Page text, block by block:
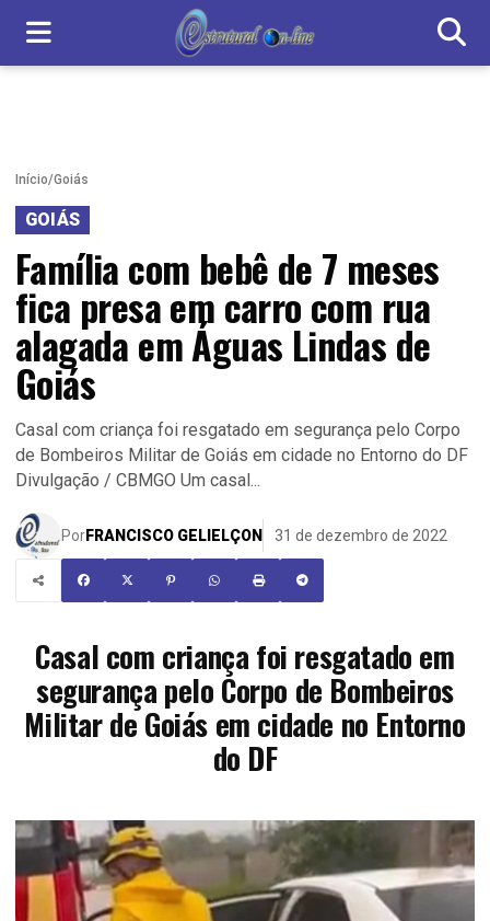
Início/Goiás
GOIÁS
Família com bebê de 7 meses
fica presa em carro com rua
alagada em Águas Lindas de
Goiás
Casal com criança foi resgatado em segurança pelo Corpo
de Bombeiros Militar de Goiás em cidade no Entorno do DF
Divulgação / CBMGO Um casal...
PorFRANCISCO GELIELÇON 31 de dezembro de 2022
Casal com criança foi resgatado em
segurança pelo Corpo de Bombeiros
Militar de Goiás em cidade no Entorno
do DF